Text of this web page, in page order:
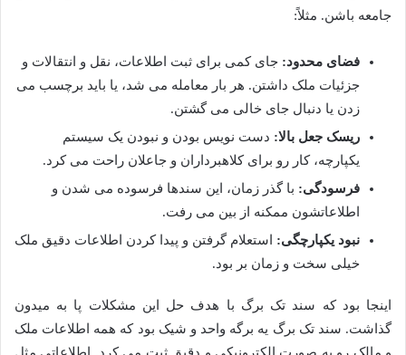
جامعه باشن. مثلاً:
فضای محدود: جای کمی برای ثبت اطلاعات، نقل و انتقالات و
جزئیات ملک داشتن. هر بار معامله می شد، یا باید برچسب می
زدن یا دنبال جای خالی می گشتن.
ریسک جعل بالا: دست نویس بودن و نبودن یک سیستم
یکپارچه، کار رو برای کلاهبرداران و جاعلان راحت می کرد.
فرسودگی: با گذر زمان، این سندها فرسوده می شدن و
اطلاعاتشون ممکنه از بین می رفت.
نبود یکپارچگی: استعلام گرفتن و پیدا کردن اطلاعات دقیق ملک
خیلی سخت و زمان بر بود.
اینجا بود که سند تک برگ با هدف حل این مشکلات پا به میدون
گذاشت. سند تک برگ یه برگه واحد و شیک بود که همه اطلاعات ملک